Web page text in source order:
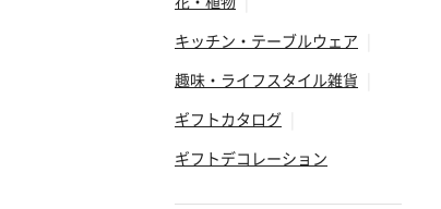
キッチン・テーブルウェア
趣味・ライフスタイル雑貨
ギフトカタログ
ギフトデコレーション